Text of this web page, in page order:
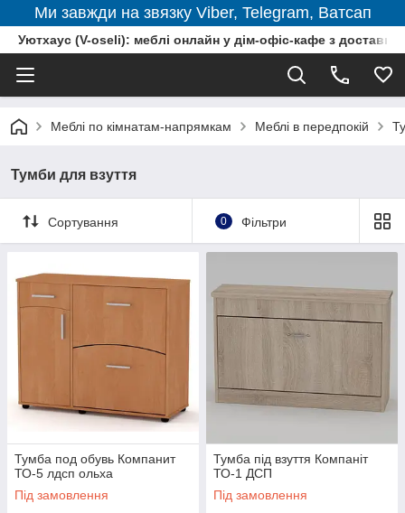
Ми завжди на звязку Viber, Telegram, Ватсап
Уютхаус (V-oseli): меблі онлайн у дім-офіс-кафе з
Меблі по кімнатам-напрямкам Меблі в передпокій
Тумби для взуття
Сортування 0 Фільтри
Тумба под обувь Компанит
ТО-5 лдсп ольха
Під замовлення
Тумба під взуття Компаніт
ТО-1 ДСП
Під замовлення